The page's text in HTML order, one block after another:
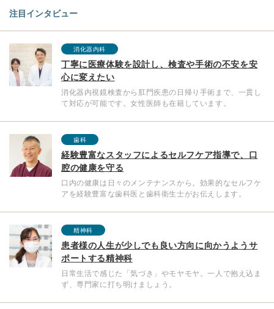
注目インタビュー
消化器内科
丁寧に医療体験を設計し、検査や手術の不安を安
心に変えたい
消化器内視鏡検査から肛門疾患の日帰り手術まで、一貫し
て対応が可能です。女性医師も在籍しています。
歯科
経験豊富なスタッフによるセルフケア指導で、口
腔の健康を守る
口内の健康は日々のメンテナンスから。効果的なセルフケ
アを経験豊富な歯科医と歯科衛生士がお伝えします。
精神科
患者様の人生が少しでも良い方向に向かうようサ
ポートする精神科
日常生活で感じた「気づき」やモヤモヤ。一人で抱え込ま
ず、専門家に打ち明けましょう。